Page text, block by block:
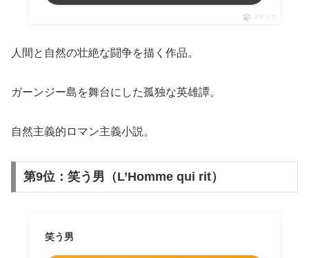
ポチップ
人間と自然の壮絶な闘争を描く作品。
ガーンジー島を舞台にした孤独な英雄譚。
自然主義的ロマン主義小説。
第9位：笑う男（L’Homme qui rit）
笑う男